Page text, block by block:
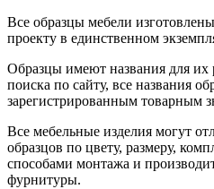
Все образцы мебели
проекту в единственном
Образцы имеют названия для их
поиска по сайту, все названия
зарегистрированным товарным
Все мебельные изделия могут
образцов по цвету, размеру,
способами монтажа и
фурнитуры.